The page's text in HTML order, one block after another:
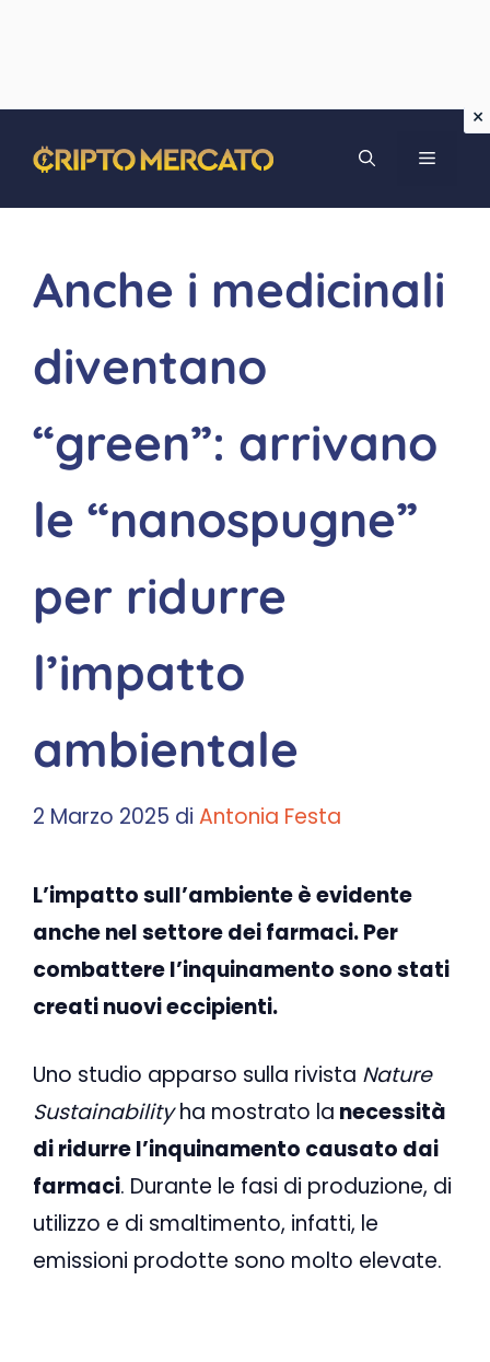
contenuto
MENU
Anche i medicinali
diventano
“green”: arrivano
le “nanospugne”
per ridurre
l’impatto
ambientale
2 Marzo 2025 di Antonia Festa
L’impatto sull’ambiente è evidente
anche nel settore dei farmaci. Per
combattere l’inquinamento sono stati
creati nuovi eccipienti.
Uno studio apparso sulla rivista Nature
Sustainabilityha mostrato la necessità
di ridurre l’inquinamento causato dai
farmaci. Durante le fasi di produzione, di
utilizzo e di smaltimento, infatti, le
emissioni prodotte sono molto elevate.